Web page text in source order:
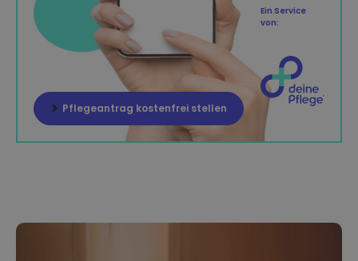
Pflegeantrag kostenfrei stellen
Ein Service
von: